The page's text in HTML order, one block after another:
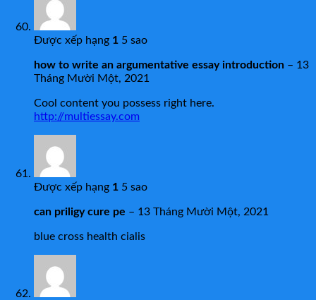
Được xếp hạng 1 5 sao
how to write an argumentative essay introduction – 13
Tháng Mười Một, 2021
Cool content you possess right here.
http://multiessay.com
Được xếp hạng 1 5 sao
can priligy cure pe – 13 Tháng Mười Một, 2021
blue cross health cialis